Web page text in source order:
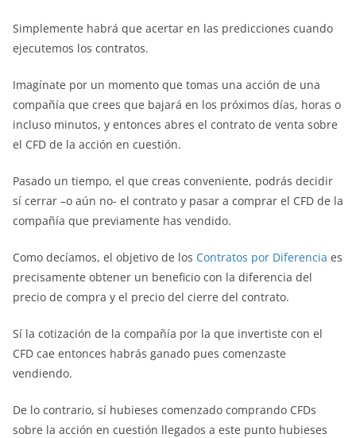
Simplemente habrá que acertar en las predicciones cuando
ejecutemos los contratos.
Imagínate por un momento que tomas una acción de una
compañía que crees que bajará en los próximos días, horas o
incluso minutos, y entonces abres el contrato de venta sobre
el CFD de la acción en cuestión.
Pasado un tiempo, el que creas conveniente, podrás decidir
sí cerrar –o aún no- el contrato y pasar a comprar el CFD de la
compañía que previamente has vendido.
Como decíamos, el objetivo de los Contratos por Diferencia es
precisamente obtener un beneficio con la diferencia del
precio de compra y el precio del cierre del contrato.
Sí la cotización de la compañía por la que invertiste con el
CFD cae entonces habrás ganado pues comenzaste
vendiendo.
De lo contrario, sí hubieses comenzado comprando CFDs
sobre la acción en cuestión llegados a este punto hubieses